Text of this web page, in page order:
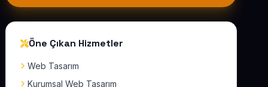
Öne Çıkan Hizmetler
Web Tasarım
Kurumsal Web Tasarım